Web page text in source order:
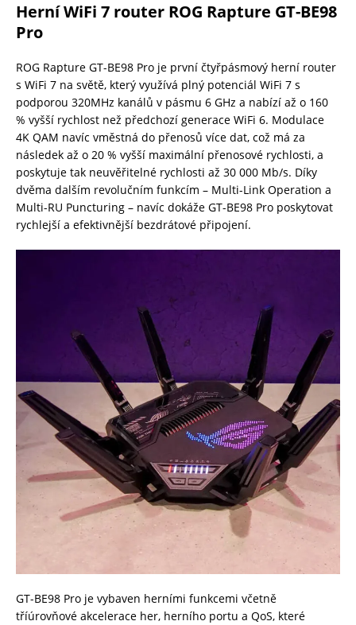
Herní WiFi 7 router ROG Rapture GT-BE98
Pro
ROG Rapture GT-BE98 Pro je první čtyřpásmový herní router
s WiFi 7 na světě, který využívá plný potenciál WiFi 7 s
podporou 320MHz kanálů v pásmu 6 GHz a nabízí až o 160
% vyšší rychlost než předchozí generace WiFi 6. Modulace
4K QAM navíc vměstná do přenosů více dat, což má za
následek až o 20 % vyšší maximální přenosové rychlosti, a
poskytuje tak neuvěřitelné rychlosti až 30 000 Mb/s. Díky
dvěma dalším revolučním funkcím – Multi-Link Operation a
Multi-RU Puncturing – navíc dokáže GT-BE98 Pro poskytovat
rychlejší a efektivnější bezdrátové připojení.
GT-BE98 Pro je vybaven herními funkcemi včetně
tříúrovňové akcelerace her, herního portu a QoS, které